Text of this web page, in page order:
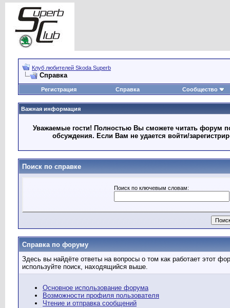
Клуб любителей Skoda Superb
Справка
Регистрация Справка Сообщество
Важная информация
Уважаемые гости! Полностью Вы сможете читать форум
обсуждения. Если Вам не удается войти/
Поиск по справке
Поиск по ключевым словам:
Справка по форуму
Здесь вы найдёте ответы на вопросы о том как работает этот
используйте поиск, находящийся выше.
Основное использование форума
Возможности профиля пользователя
Чтение и отправка сообщений